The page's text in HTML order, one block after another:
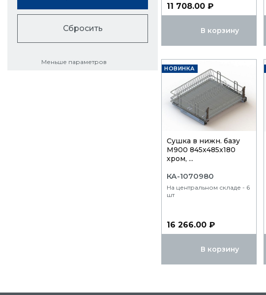
Сбросить
Меньше параметров
11 708.00 ₽
В корзину
НОВИНКА
Сушка в нижн. базу
М900 845x485x180
хром, ...
КА-1070980
На центральном складе - 6
шт
16 266.00 ₽
В корзину